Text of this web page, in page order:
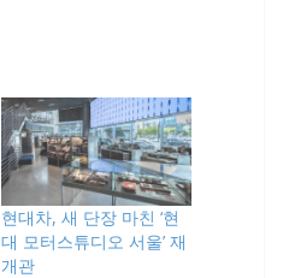
현대차, 새 단장 마친 ‘현
대 모터스튜디오 서울’ 재
개관